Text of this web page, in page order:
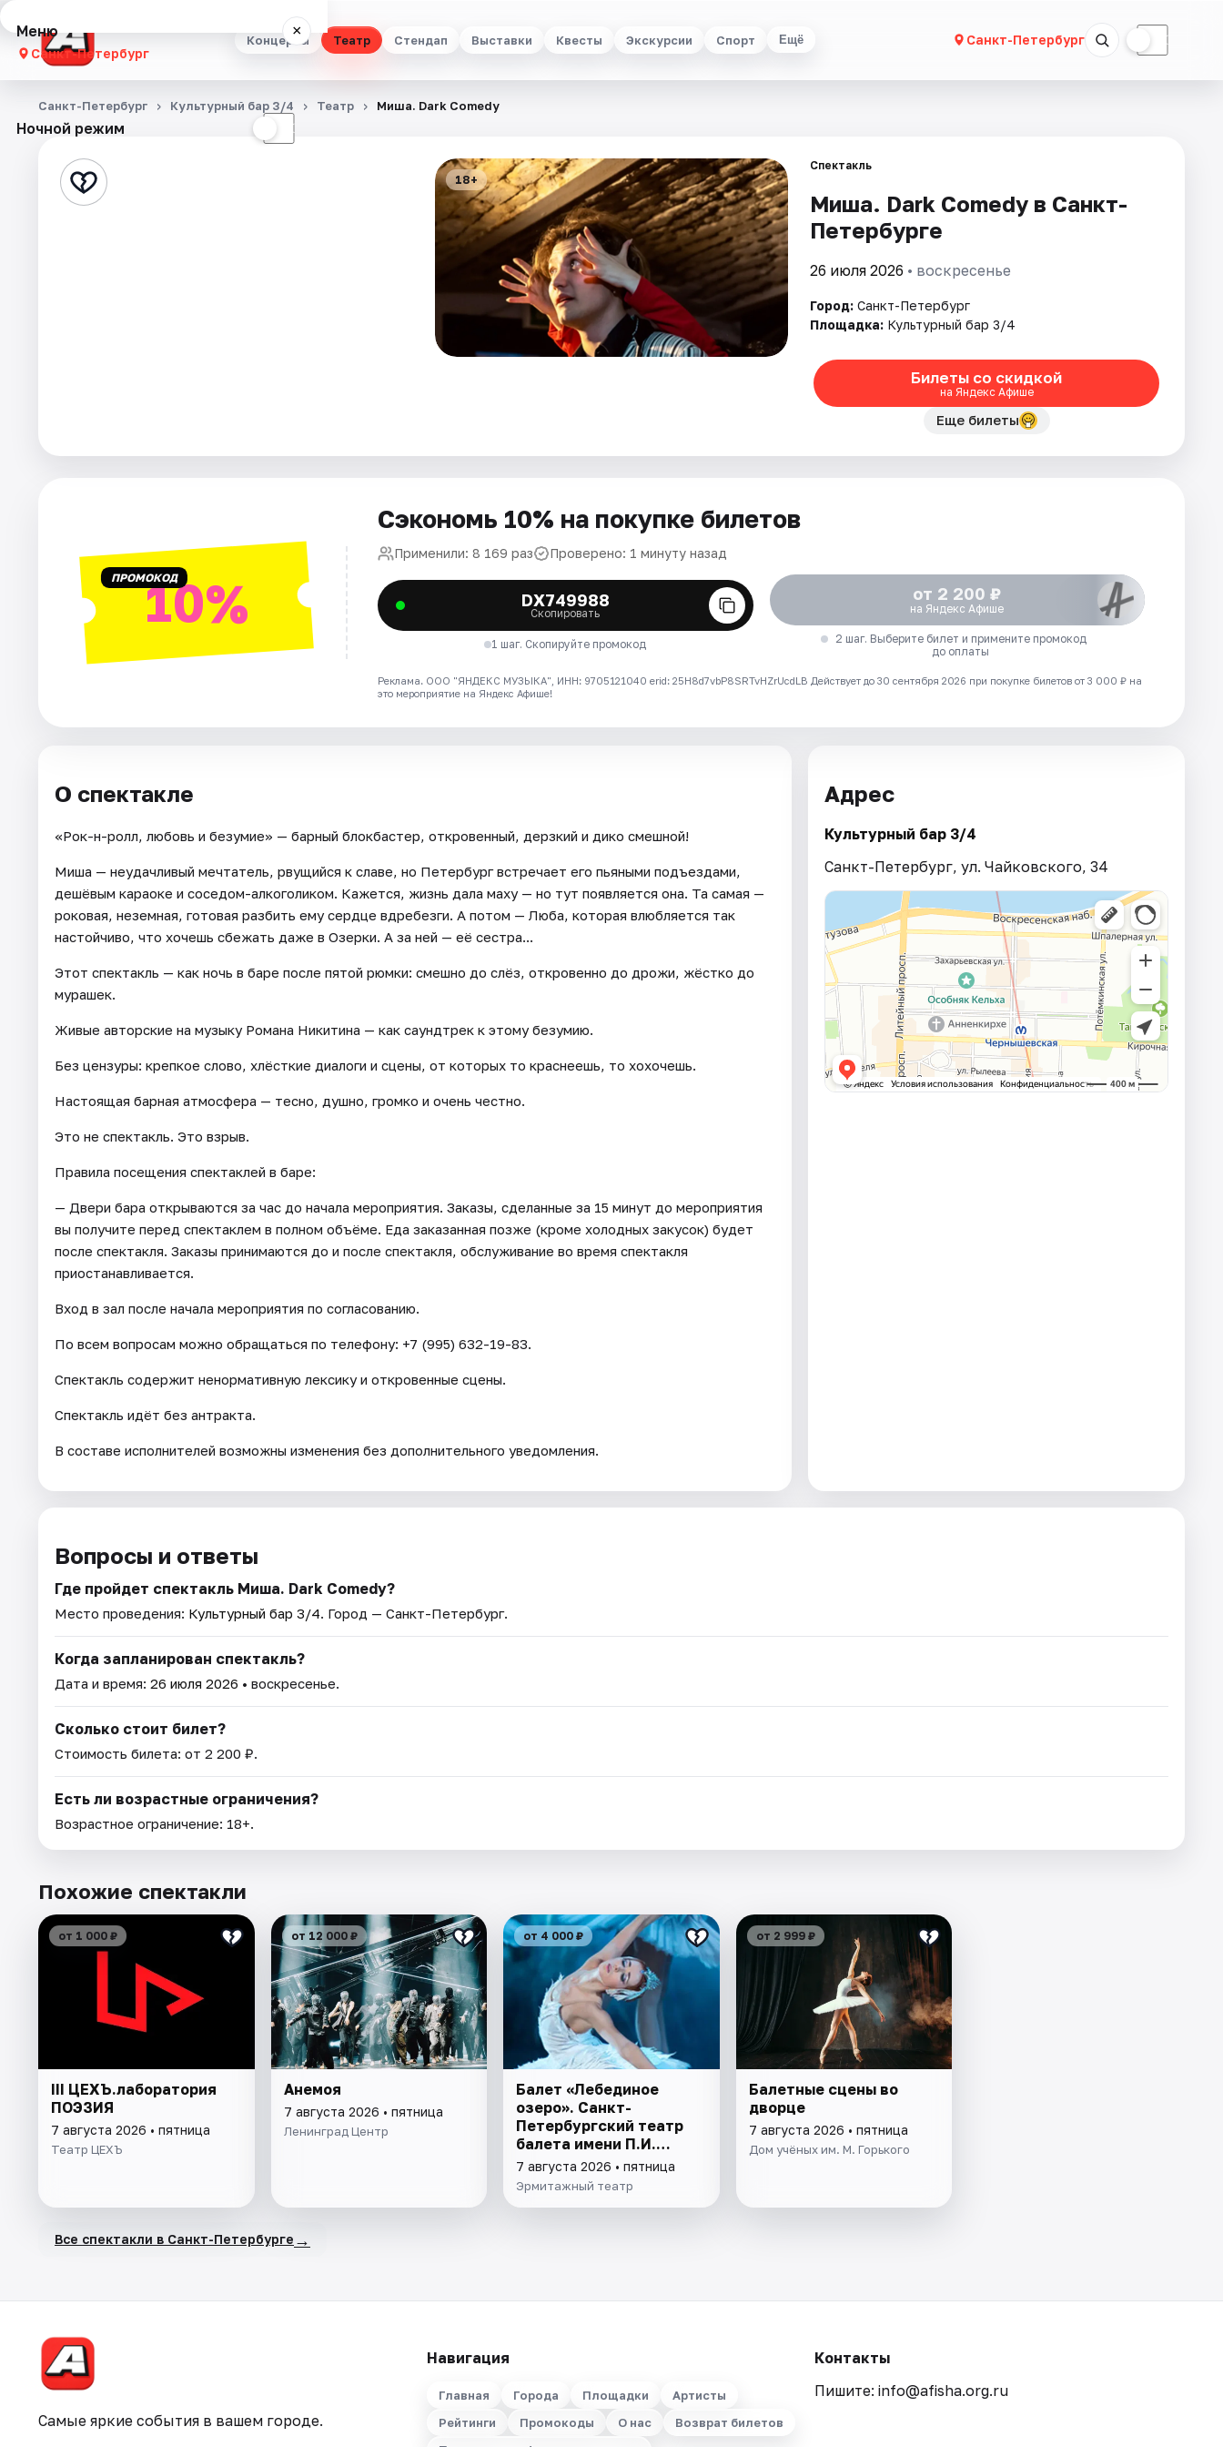
Концерты Театр Стендап Выставки Квесты Экскурсии Спорт Ещё Санкт-Петербург ☾
Меню ×
Санкт-Петербург
Концерты
Стендап
Города
Рейтинги
Ночной режим ☾
Санкт-Петербург Культурный бар 3/4 Театр Миша. Dark Comedy
18+
Спектакль
Миша. Dark Comedy в Санкт-
Петербурге
26 июля 2026 • воскресенье
Город: Санкт-Петербург
Площадка: Культурный бар 3/4
Билеты со скидкой
на Яндекс Афише
Еще билеты
ПРОМОКОД10%
Сэкономь 10% на покупке билетов
Применили: 8 169 раз Проверено: 1 минуту назад
DX749988
Скопировать
1 шаг. Скопируйте промокод
от 2 200 ₽
на Яндекс Афише
2 шаг. Выберите билет и примените промокод
до оплаты
Реклама. ООО "ЯНДЕКС МУЗЫКА", ИНН: 9705121040 erid: 25H8d7vbP8SRTvHZrUcdLB Действует до 30 сентября 2026 при покупке билетов от 3 000 ₽ на
это мероприятие на Яндекс Афише!
О спектакле
«Рок-н-ролл, любовь и безумие» — барный блокбастер, откровенный, дерзкий и дико смешной!
Миша — неудачливый мечтатель, рвущийся к славе, но Петербург встречает его пьяными подъездами,
дешёвым караоке и соседом-алкоголиком. Кажется, жизнь дала маху — но тут появляется она. Та самая —
роковая, неземная, готовая разбить ему сердце вдребезги. А потом — Люба, которая влюбляется так
настойчиво, что хочешь сбежать даже в Озерки. А за ней — её сестра...
Этот спектакль — как ночь в баре после пятой рюмки: смешно до слёз, откровенно до дрожи, жёстко до
мурашек.
Живые авторские на музыку Романа Никитина — как саундтрек к этому безумию.
Без цензуры: крепкое слово, хлёсткие диалоги и сцены, от которых то краснеешь, то хохочешь.
Настоящая барная атмосфера — тесно, душно, громко и очень честно.
Это не спектакль. Это взрыв.
Правила посещения спектаклей в баре:
— Двери бара открываются за час до начала мероприятия. Заказы, сделанные за 15 минут до мероприятия
вы получите перед спектаклем в полном объёме. Еда заказанная позже (кроме холодных закусок) будет
после спектакля. Заказы принимаются до и после спектакля, обслуживание во время спектакля
приостанавливается.
Вход в зал после начала мероприятия по согласованию.
По всем вопросам можно обращаться по телефону: +7 (995) 632-19-83.
Спектакль содержит ненормативную лексику и откровенные сцены.
Спектакль идёт без антракта.
В составе исполнителей возможны изменения без дополнительного уведомления.
Адрес
Культурный бар 3/4
Санкт-Петербург, ул. Чайковского, 34
Вопросы и ответы
Где пройдет спектакль Миша. Dark Comedy?
Место проведения: Культурный бар 3/4. Город — Санкт-Петербург.
Когда запланирован спектакль?
Дата и время: 26 июля 2026 • воскресенье.
Сколько стоит билет?
Стоимость билета: от 2 200 ₽.
Есть ли возрастные ограничения?
Возрастное ограничение: 18+.
Похожие спектакли
от 1 000 ₽
III ЦЕХЪ.лаборатория
ПОЭЗИЯ
7 августа 2026 • пятница
Театр ЦЕХЪ
от 12 000 ₽
Анемоя
7 августа 2026 • пятница
Ленинград Центр
от 4 000 ₽
Балет «Лебединое
озеро». Санкт-
Петербургский театр
балета имени П.И.
Чайковского
7 августа 2026 • пятница
Эрмитажный театр
от 2 999 ₽
Балетные сцены во
дворце
7 августа 2026 • пятница
Дом учёных им. М. Горького
Все спектакли в Санкт-Петербурге →
Самые яркие события в вашем городе.
Навигация
Главная Города Площадки
Артисты
Рейтинги
Промокоды О нас
Возврат билетов
Контакты
Пишите: info@afisha.org.ru